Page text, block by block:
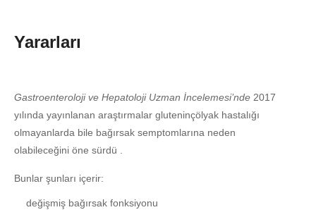
Yararları
Gastroenteroloji ve Hepatoloji Uzman İncelemesi’nde 2017
yılında yayınlanan araştırmalar gluteninçölyak hastalığı
olmayanlarda bile bağırsak semptomlarına neden
olabileceğini öne sürdü .
Bunlar şunları içerir:
değişmiş bağırsak fonksiyonu